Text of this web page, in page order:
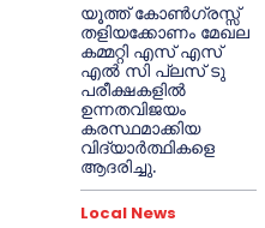
യൂത്ത് കോൺഗ്രസ്സ്
തളിയക്കോണം മേഖല
കമ്മറ്റി എസ് എസ്
എൽ സി പ്ലസ് ടു
പരീക്ഷകളിൽ
ഉന്നതവിജയം
കരസ്ഥമാക്കിയ
വിദ്യാർത്ഥികളെ
ആദരിച്ചു.
Local News